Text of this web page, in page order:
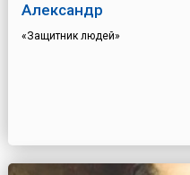
Александр
«Защитник людей»